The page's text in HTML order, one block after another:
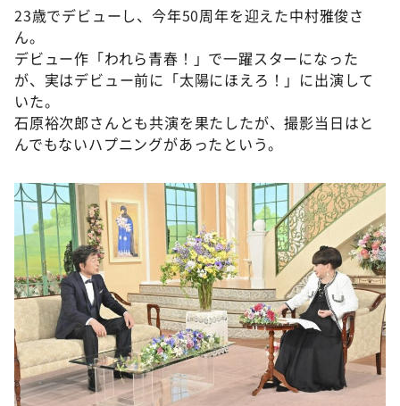
ザキ山小屋本館
アナ回覧板
23歳でデビューし、今年50周年を迎えた中村雅俊さ
ん。
デビュー作「われら青春！」で一躍スターになった
が、実はデビュー前に「太陽にほえろ！」に出演して
いた。
石原裕次郎さんとも共演を果たしたが、撮影当日はと
んでもないハプニングがあったという。